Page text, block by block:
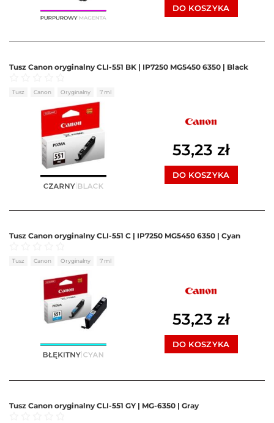
DO KOSZYKA
Tusz Canon oryginalny CLI-551 BK | IP7250 MG5450 6350 | Black
Oceniono
Tusz Canon Oryginalny 7 ml
53,23 zł
DO KOSZYKA
Tusz Canon oryginalny CLI-551 C | IP7250 MG5450 6350 | Cyan
Oceniono
Tusz Canon Oryginalny 7 ml
53,23 zł
DO KOSZYKA
Tusz Canon oryginalny CLI-551 GY | MG-6350 | Gray